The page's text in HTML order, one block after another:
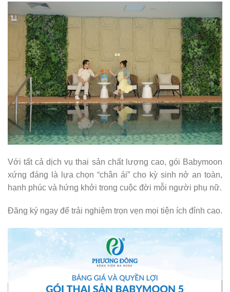
Với tất cả dịch vụ thai sản chất lượng cao, gói Babymoon
xứng đáng là lựa chọn “chân ái” cho kỳ sinh nở an toàn,
hạnh phúc và hứng khởi trong cuộc đời mỗi người phụ nữ.
Đăng ký ngay để trải nghiệm trọn vẹn mọi tiện ích đỉnh cao.